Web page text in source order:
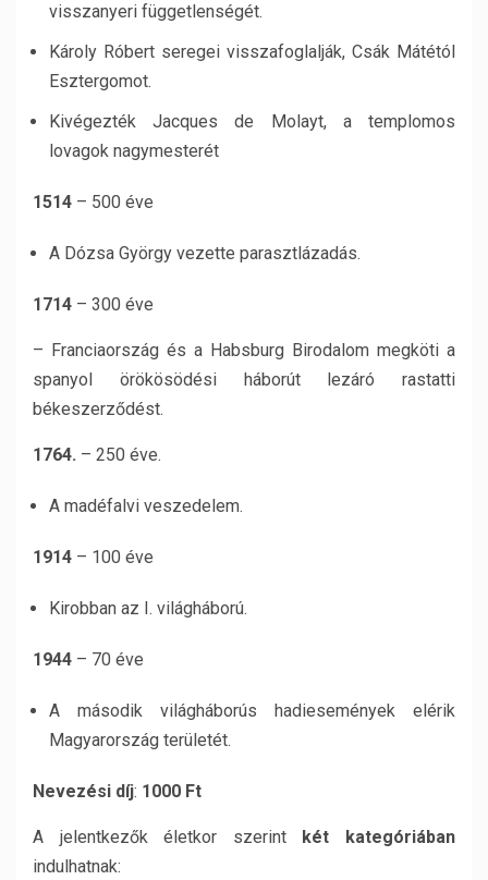
visszanyeri függetlenségét.
Károly Róbert seregei visszafoglalják, Csák Mátétól
Esztergomot.
Kivégezték Jacques de Molayt, a templomos
lovagok nagymesterét
1514 – 500 éve
A Dózsa György vezette parasztlázadás.
1714 – 300 éve
– Franciaország és a Habsburg Birodalom megköti a
spanyol örökösödési háborút lezáró rastatti
békeszerződést.
1764. – 250 éve.
A madéfalvi veszedelem.
1914 – 100 éve
Kirobban az I. világháború.
1944 – 70 éve
A második világháborús hadiesemények elérik
Magyarország területét.
Nevezési díj: 1000 Ft
A jelentkezők életkor szerintkét kategóriában
indulhatnak: